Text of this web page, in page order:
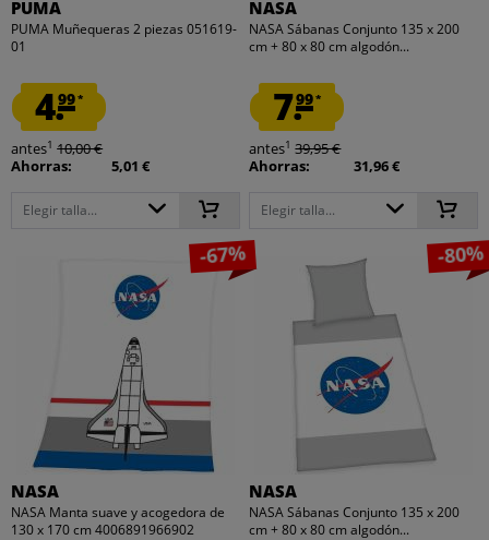
PUMA
PUMA Muñequeras 2 piezas 051619-
01
4.99*
antes1 10,00 €
Ahorras:
5,01 €
Elegir talla...
NASA
NASA Sábanas Conjunto 135 x 200
cm + 80 x 80 cm algodón...
7.99*
antes1 39,95 €
Ahorras:
31,96 €
Elegir talla...
-67%
NASA
NASA Manta suave y acogedora de
130 x 170 cm 4006891966902
-80%
NASA
NASA Sábanas Conjunto 135 x 200
cm + 80 x 80 cm algodón...